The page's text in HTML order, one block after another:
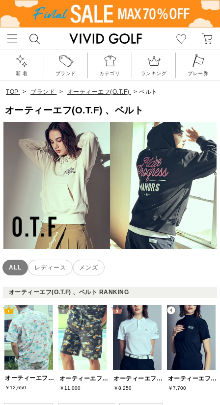
新 着 ブランド カテゴリ ランキング プレー券
TOP > ブランド > オーティーエフ(O.T.F) > ベルト
オーティーエフ(O.T.F) 、ベルト
ALL レディース メンズ
オーティーエフ(O.T.F) 、ベルト RANKING
オーティーエフ(O.T.F)
￥12,650
オーティーエフ(O.T.F)
￥11,000
オーティーエフ(O.T.F)
￥8,250
オーティーエフ(O.T.F)
￥7,700